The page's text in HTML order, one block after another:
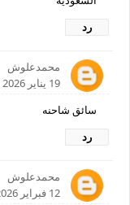
رد
محمدعلوش
19 يناير 2026 في 6:57 ص
سائق شاحنه
رد
محمدعلوش
12 فبراير 2026 في 11:36 م